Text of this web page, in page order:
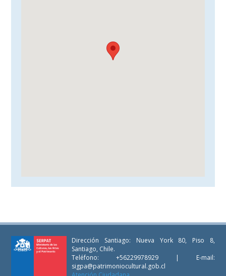
Dirección Santiago: Nueva York 80, Piso 8,
Santiago, Chile.
Teléfono: +56229978929 | E-mail:
sigpa@patrimoniocultural.gob.cl